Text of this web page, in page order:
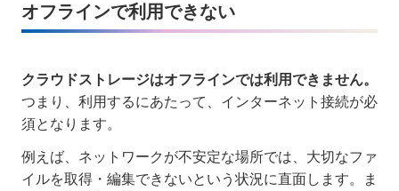
オフラインで利用できない
クラウドストレージはオフラインでは利用できません。
つまり、利用するにあたって、インターネット接続が必
須となります。
例えば、ネットワークが不安定な場所では、大切なファ
イルを取得・編集できないという状況に直面します。ま